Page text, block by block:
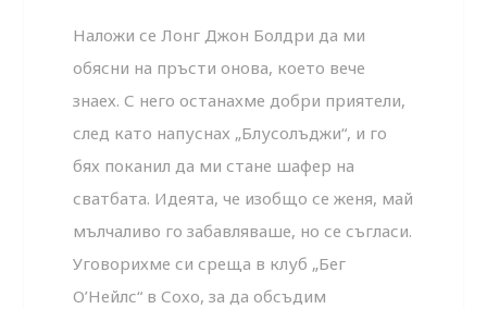
Наложи се Лонг Джон Болдри да ми
обясни на пръсти онова, което вече
знаех. С него останахме добри приятели,
след като напуснах „Блусолъджи“, и го
бях поканил да ми стане шафер на
сватбата. Идеята, че изобщо се женя, май
мълчаливо го забавляваше, но се съгласи.
Уговорихме си среща в клуб „Бег
О’Нейлс“ в Сохо, за да обсъдим